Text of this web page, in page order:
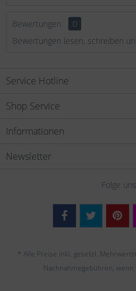
Bewertungen
0
Bewertungen lesen, schreiben
Service Hotline
Shop Service
Informationen
Newsletter
Folge
* Alle Preise inkl. gesetzl.
Nachnahmegebühren,